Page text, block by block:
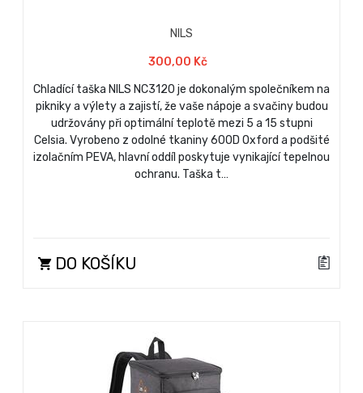
NILS
300,00 Kč
Chladící taška NILS NC3120 je dokonalým společníkem na
pikniky a výlety a zajistí, že vaše nápoje a svačiny budou
udržovány při optimální teplotě mezi 5 a 15 stupni
Celsia. Vyrobeno z odolné tkaniny 600D Oxford a podšité
izolačním PEVA, hlavní oddíl poskytuje vynikající tepelnou
ochranu. Taška t…
DO KOŠÍKU